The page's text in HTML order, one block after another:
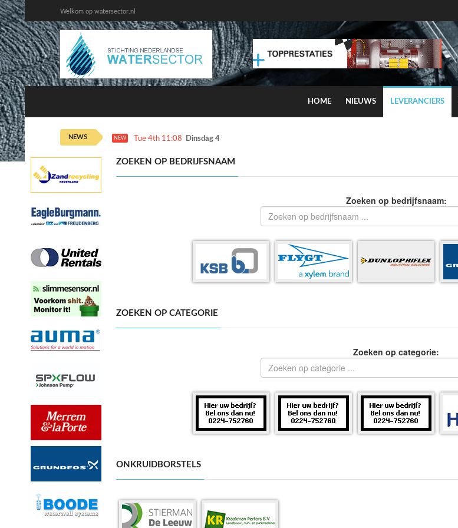
Welkom op watersector.nl
HOME NIEUWS LEVERANCIERS
NEWS NEW Tue 4th 11:08 Dinsdag 4 augustus kans op smog door ozon
ZOEKEN OP BEDRIJFSNAAM
Zoeken op bedrijfsnaam:
ZOEKEN OP CATEGORIE
Zoeken op categorie:
ONKRUIDBORSTELS